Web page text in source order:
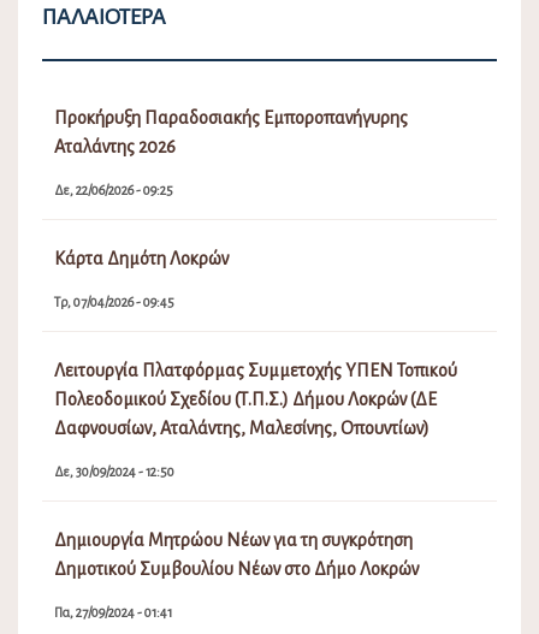
ΠΑΛΑΙΌΤΕΡΑ
Προκήρυξη Παραδοσιακής Εμποροπανήγυρης
Αταλάντης 2026
Δε, 22/06/2026 - 09:25
Κάρτα Δημότη Λοκρών
Τρ, 07/04/2026 - 09:45
Λειτουργία Πλατφόρμας Συμμετοχής ΥΠΕΝ Τοπικού
Πολεοδομικού Σχεδίου (Τ.Π.Σ.) Δήμου Λοκρών (ΔΕ
Δαφνουσίων, Αταλάντης, Μαλεσίνης, Οπουντίων)
Δε, 30/09/2024 - 12:50
Δημιουργία Μητρώου Νέων για τη συγκρότηση
Δημοτικού Συμβουλίου Νέων στο Δήμο Λοκρών
Πα, 27/09/2024 - 01:41